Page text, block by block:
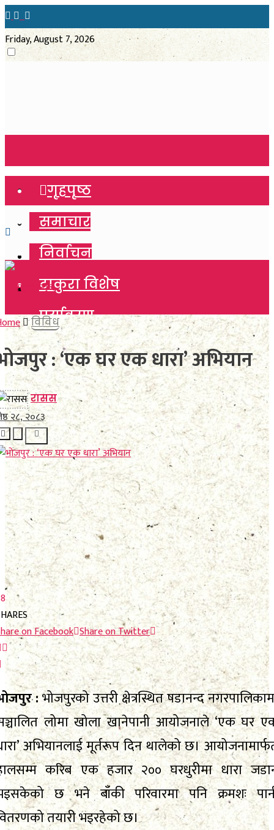
Friday, August 7, 2026
गृहपृष्ठ
समाचार
निर्वाचन
टाकुरा विशेष
पर्यावरण
विचार
कला साहित्य
खेलकुद
विविध
No Result
View All Result
गृहपृष्ठ
समाचार
निर्वाचन
टाकुरा विशेष
पर्यावरण
विचार
कला साहित्य
खेलकुद
विविध
No Result
View All Result
विविध
: ‘एक घर एक धारा’ अभियान
रासस
२८, २०८३
on Facebook Share on Twitter
:भोजपुरको उत्तरी क्षेत्रस्थित षडानन्द
लोमा खोला खानेपानी आयोजनाले ‘एक घर
अभियानलाई मूर्तरूप दिन थालेको छ।
करिब एक हजार २०० घरधुरीमा धारा
छ भने बाँकी परिवारमा पनि क्रमशः
तयारी भइरहेको छ।